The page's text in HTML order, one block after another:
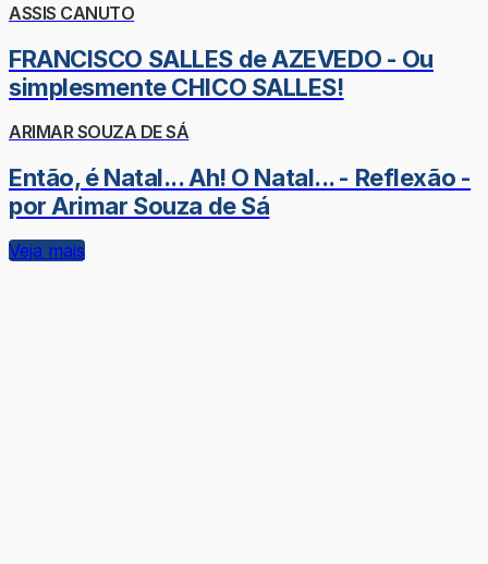
ASSIS CANUTO
FRANCISCO SALLES de AZEVEDO - Ou
simplesmente CHICO SALLES!
ARIMAR SOUZA DE SÁ
Então, é Natal... Ah! O Natal... - Reflexão -
por Arimar Souza de Sá
Veja mais